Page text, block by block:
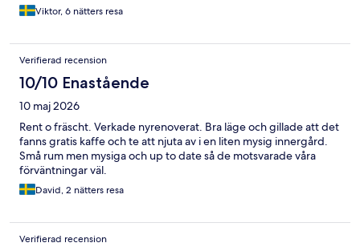
Viktor, 6 nätters resa
Verifierad recension
10/10 Enastående
10 maj 2026
Rent o fräscht. Verkade nyrenoverat. Bra läge och gillade att det
fanns gratis kaffe och te att njuta av i en liten mysig innergård.
Små rum men mysiga och up to date så de motsvarade våra
förväntningar väl.
David, 2 nätters resa
Verifierad recension